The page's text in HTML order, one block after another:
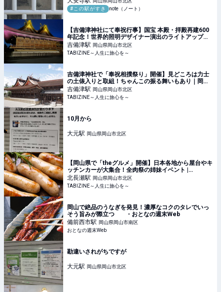
#この駅がすき
note（ノート）
【吉備津神社にて奉祝行事】国宝 本殿・拝殿再建600
年記念！世界的照明デザイナー演出のライトアップ点
灯式も｜岡山県 | TABIZINE～人生に旅心を～
吉備津駅 岡山県岡山市北区
TABIZINE～人生に旅心を～
吉備津神社で「奉祝相撲祭り」開催】見どころは力士
の土俵入りと取組！ちゃんこの振る舞いもあり｜岡山
県 | TABIZINE～人生に旅心を～
吉備津駅 岡山県岡山市北区
TABIZINE～人生に旅心を～
10月から
大元駅 岡山県岡山市北区
【岡山県で「theグルメ」開催】日本各地から屋台やキ
ッチンカーが大集合！全肉祭の姉妹イベント |
TABIZINE～人生に旅心を～
北長瀬駅 岡山県岡山市北区
TABIZINE～人生に旅心を～
岡山で絶品のうなぎを発見！濃厚なコクのタレでいっ
そう旨みが際立つ - おとなの週末Web
備前西市駅 岡山県岡山市南区
おとなの週末Web
勘違いされがちですが
大元駅 岡山県岡山市北区